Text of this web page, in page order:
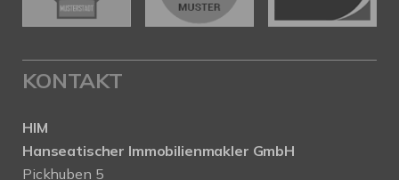
KONTAKT
HIM
Hanseatischer Immobilienmakler GmbH
Pickhuben 5